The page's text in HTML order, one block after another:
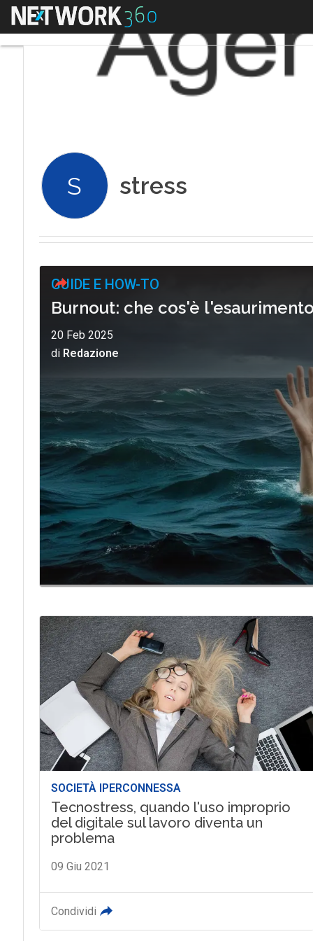
Menu
S stress
GUIDE E HOW-TO
Burnout: che cos'è
20 Feb 2025
di Redazione
SOCIETÀ IPERCONNESSA
Tecnostress, quando l'uso improprio
del digitale sul lavoro diventa un
problema
09 Giu 2021
Condividi